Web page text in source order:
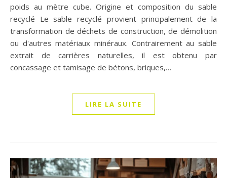
poids au mètre cube. Origine et composition du sable
recyclé Le sable recyclé provient principalement de la
transformation de déchets de construction, de démolition
ou d'autres matériaux minéraux. Contrairement au sable
extrait de carrières naturelles, il est obtenu par
concassage et tamisage de bétons, briques,…
LIRE LA SUITE